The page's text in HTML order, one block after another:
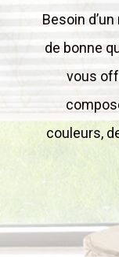
Besoin
de bonne
vous
couleurs,